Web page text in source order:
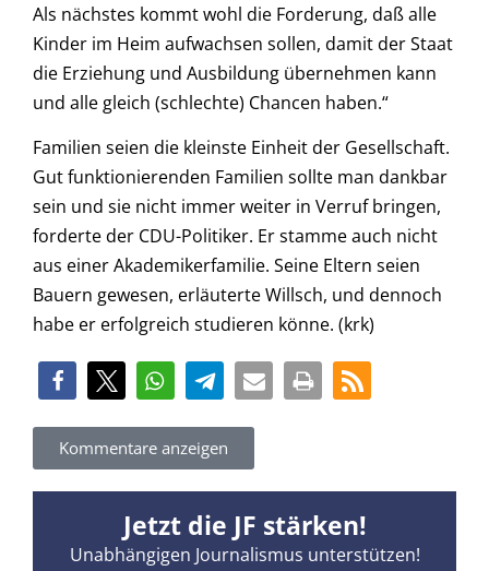
Als nächstes kommt wohl die Forderung, daß alle
Kinder im Heim aufwachsen sollen, damit der Staat
die Erziehung und Ausbildung übernehmen kann
und alle gleich (schlechte) Chancen haben.“
Familien seien die kleinste Einheit der Gesellschaft.
Gut funktionierenden Familien sollte man dankbar
sein und sie nicht immer weiter in Verruf bringen,
forderte der CDU-Politiker. Er stamme auch nicht
aus einer Akademikerfamilie. Seine Eltern seien
Bauern gewesen, erläuterte Willsch, und dennoch
habe er erfolgreich studieren könne. (krk)
Kommentare anzeigen
Jetzt die JF stärken!
Unabhängigen Journalismus unterstützen!